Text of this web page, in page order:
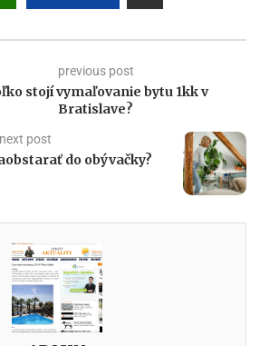
previous post
stojí vymaľovanie bytu 1kk v
Bratislave?
next post
do obývačky?